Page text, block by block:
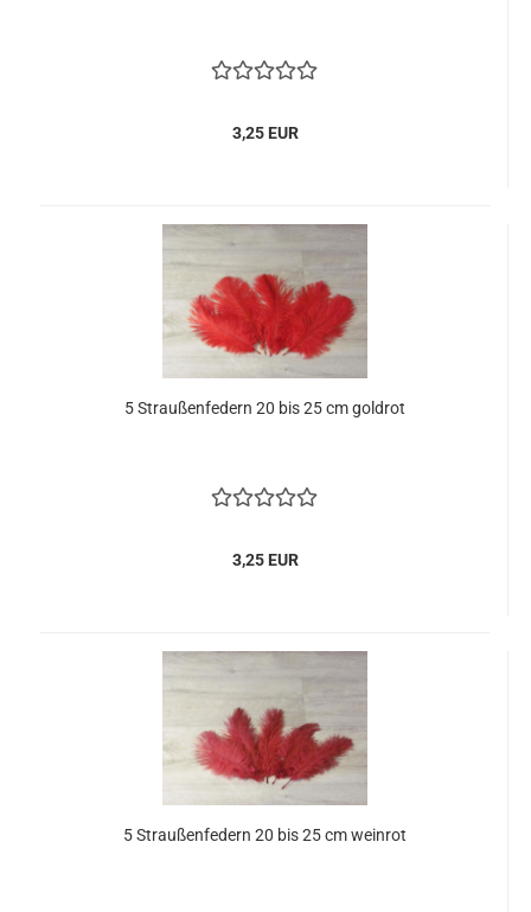
3,25 EUR
5 Straußenfedern 20 bis 25 cm goldrot
3,25 EUR
5 Straußenfedern 20 bis 25 cm weinrot